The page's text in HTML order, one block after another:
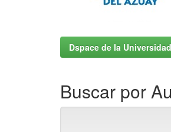
Dspace de la
Buscar por